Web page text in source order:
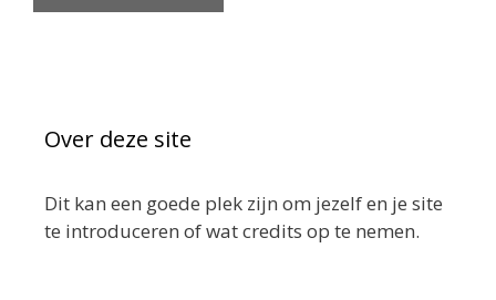
Over deze site
Dit kan een goede plek zijn om jezelf en je site
te introduceren of wat credits op te nemen.